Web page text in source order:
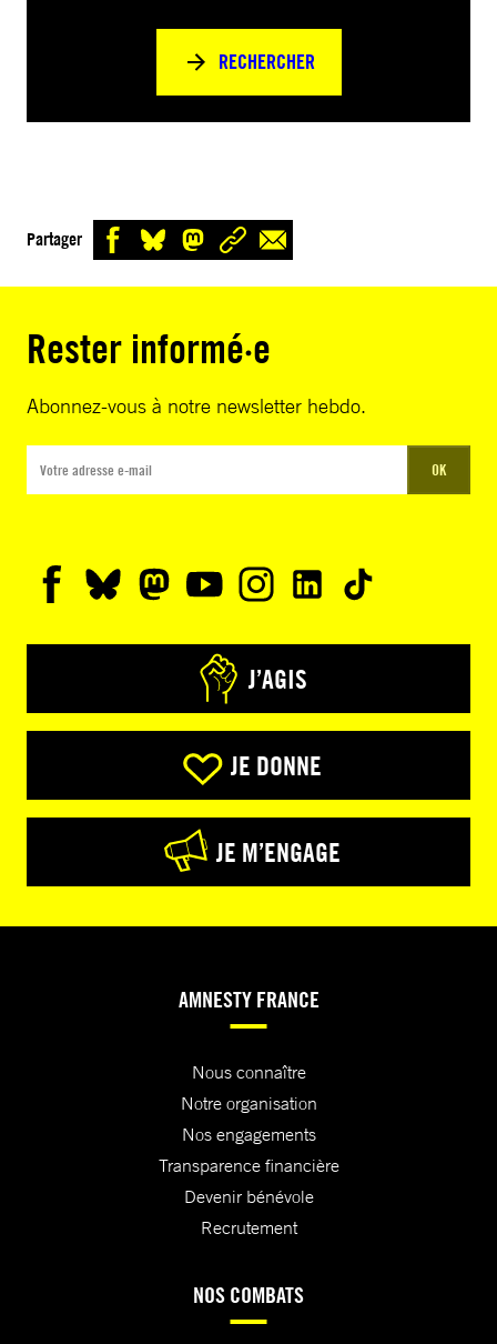
RECHERCHER
Partager
Rester informé·e
Abonnez-vous à notre newsletter hebdo.
OK
J’AGIS
JE DONNE
JE M’ENGAGE
AMNESTY FRANCE
Nous connaître
Notre organisation
Nos engagements
Transparence financière
Devenir bénévole
Recrutement
NOS COMBATS